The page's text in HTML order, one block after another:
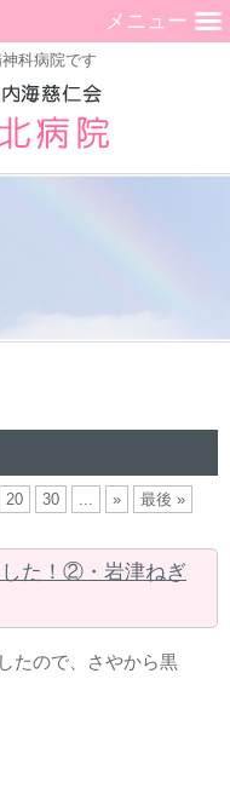
科病院です
メニュー
20 30 » 最後 »
した！②・岩津ねぎ
たので、さやから黒